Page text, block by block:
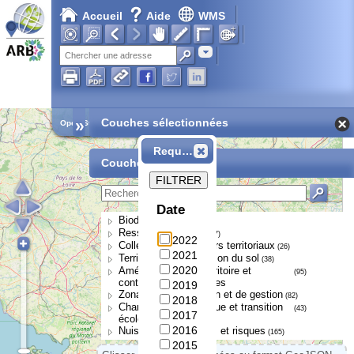
Accueil Aide WMS
Adresse
Open Street Map
» Couches sélectionnées
Couches disponibles
Biodiversité
Ressource en eau (107)
Collectivités et acteurs territoriaux (26)
Territoires et occupation du sol (38)
Aménagement du territoire et
continuités écologiques
(95)
Zonages de protection et de gestion (82)
Changement climatique et transition
écologique
(43)
Nuisances, pressions et risques (165)
Requête
Date
2022
2021
2020
2019
2018
2017
2016
2015
FILTRER